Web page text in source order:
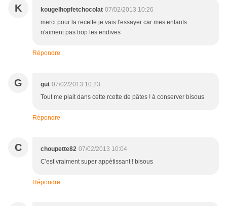
K kougelhopfetchocolat 07/02/2013 10:26
merci pour la recette je vais l'essayer car mes enfants
n'aiment pas trop les endives
Répondre
G gut 07/02/2013 10:23
Tout me plait dans cette rcette de pâtes ! à conserver bisous
Répondre
C choupette82 07/02/2013 10:04
C'est vraiment super appétissant ! bisous
Répondre